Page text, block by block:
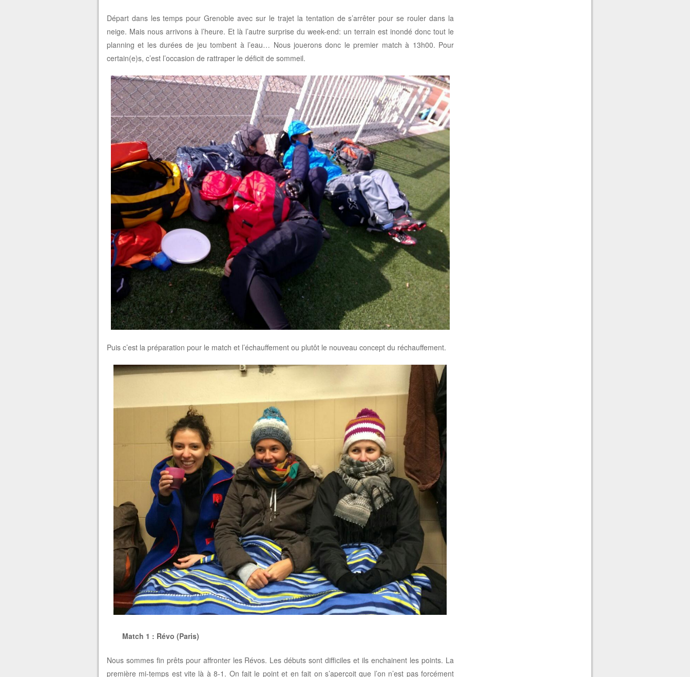
Départ dans les temps pour Grenoble avec sur le trajet la tentation de s’arrêter pour se rouler dans la
neige. Mais nous arrivons à l’heure. Et là l’autre surprise du week-end: un terrain est inondé donc tout le
planning et les durées de jeu tombent à l’eau… Nous jouerons donc le premier match à 13h00. Pour
certain(e)s, c’est l’occasion de rattraper le déficit de sommeil.
Puis c’est la préparation pour le match et l’échauffement ou plutôt le nouveau concept du réchauffement.
Match 1 : Révo (Paris)
Nous sommes fin prêts pour affronter les Révos. Les débuts sont difficiles et ils enchainent les points. La
première mi-temps est vite là à 8-1. On fait le point et en fait on s’aperçoit que l’on n’est pas forcément